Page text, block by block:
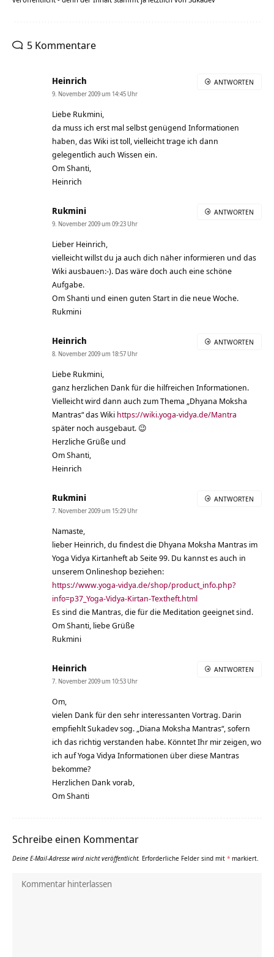
5 Kommentare
Heinrich
9. November 2009 um 14:45 Uhr
Liebe Rukmini,
da muss ich erst mal selbst genügend Informationen
haben, das Wiki ist toll, vielleicht trage ich dann
gelegentlich auch Wissen ein.
Om Shanti,
Heinrich
ANTWORTEN
Rukmini
9. November 2009 um 09:23 Uhr
Lieber Heinrich,
vielleicht willst du ja auch dich näher informieren und das
Wiki ausbauen:-). Das wäre doch auch eine schöne
Aufgabe.
Om Shanti und einen guten Start in die neue Woche.
Rukmini
ANTWORTEN
Heinrich
8. November 2009 um 18:57 Uhr
Liebe Rukmini,
ganz herzlichen Dank für die hilfreichen Informationen.
Vielleicht wird dann auch zum Thema „Dhyana Moksha
Mantras“ das Wiki https://wiki.yoga-vidya.de/Mantra
später noch ausgebaut. 😉
Herzliche Grüße und
Om Shanti,
Heinrich
ANTWORTEN
Rukmini
7. November 2009 um 15:29 Uhr
Namaste,
lieber Heinrich, du findest die Dhyana Moksha Mantras im
Yoga Vidya Kirtanheft ab Seite 99. Du kannst es auch in
unserem Onlineshop beziehen:
https://www.yoga-vidya.de/shop/product_info.php?
info=p37_Yoga-Vidya-Kirtan-Textheft.html
Es sind die Mantras, die für die Meditation geeignet sind.
Om Shanti, liebe Grüße
Rukmini
ANTWORTEN
Heinrich
7. November 2009 um 10:53 Uhr
Om,
vielen Dank für den sehr interessanten Vortrag. Darin
empfiehlt Sukadev sog. „Diana Moksha Mantras“, sofern
ich das richtig verstanden habe. Könntet Ihr mir zeigen, wo
ich auf Yoga Vidya Informationen über diese Mantras
bekomme?
Herzlichen Dank vorab,
Om Shanti
ANTWORTEN
Schreibe einen Kommentar
Deine E-Mail-Adresse wird nicht veröffentlicht. Erforderliche Felder sind mit * markiert.